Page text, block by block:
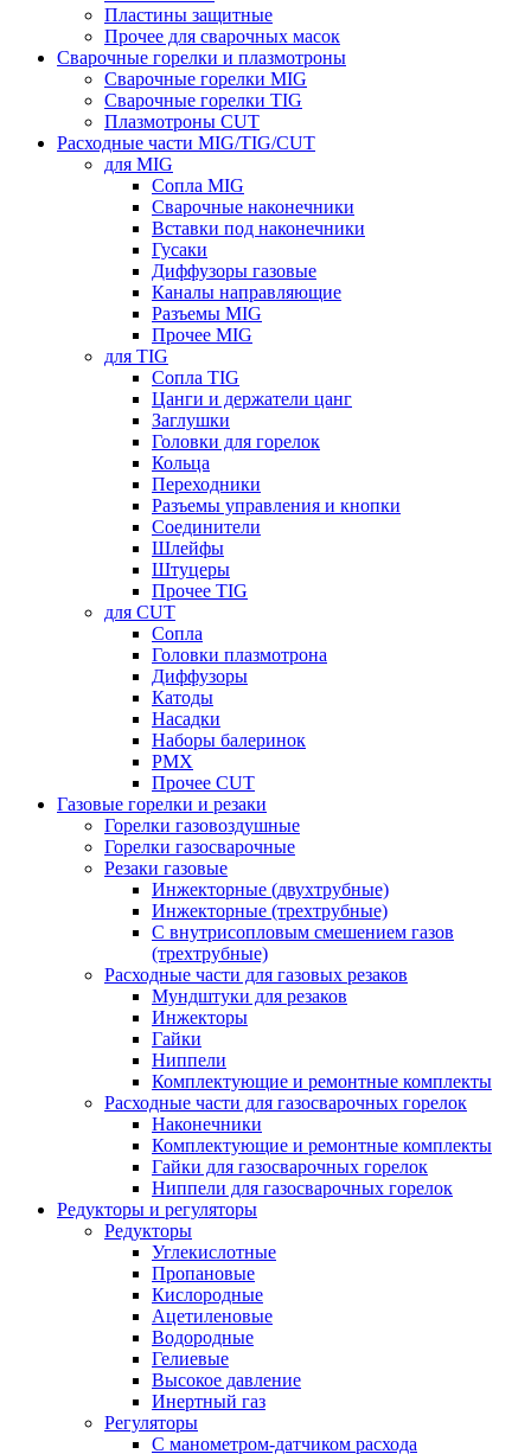
Пластины защитные
Прочее для сварочных масок
Сварочные горелки и плазмотроны
Сварочные горелки MIG
Сварочные горелки TIG
Плазмотроны CUT
Расходные части MIG/TIG/CUT
для MIG
Сопла MIG
Сварочные наконечники
Вставки под наконечники
Гусаки
Диффузоры газовые
Каналы направляющие
Разъемы MIG
Прочее MIG
для TIG
Сопла TIG
Цанги и держатели цанг
Заглушки
Головки для горелок
Кольца
Переходники
Разъемы управления и кнопки
Соединители
Шлейфы
Штуцеры
Прочее TIG
для CUT
Сопла
Головки плазмотрона
Диффузоры
Катоды
Насадки
Наборы балеринок
PMX
Прочее CUT
Газовые горелки и резаки
Горелки газовоздушные
Горелки газосварочные
Резаки газовые
Инжекторные (двухтрубные)
Инжекторные (трехтрубные)
С внутрисопловым смешением газов
(трехтрубные)
Расходные части для газовых резаков
Мундштуки для резаков
Инжекторы
Гайки
Ниппели
Комплектующие и ремонтные комплекты
Расходные части для газосварочных горелок
Наконечники
Комплектующие и ремонтные комплекты
Гайки для газосварочных горелок
Ниппели для газосварочных горелок
Редукторы и регуляторы
Редукторы
Углекислотные
Пропановые
Кислородные
Ацетиленовые
Водородные
Гелиевые
Высокое давление
Инертный газ
Регуляторы
С манометром-датчиком расхода